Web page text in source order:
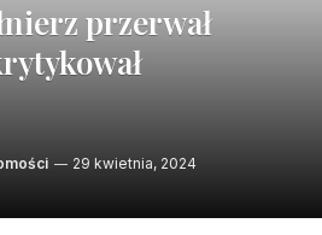
przerwał
29 kwietnia, 2024